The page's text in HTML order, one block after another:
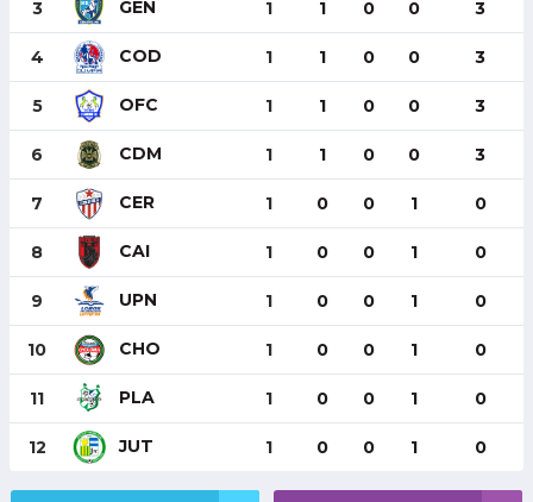
3 GEN 1 1 0 0 3
4 COD 1 1 0 0 3
5 OFC 1 1 0 0 3
6 CDM 1 1 0 0 3
7 CER 1 0 0 1 0
8 CAI 1 0 0 1 0
9 UPN 1 0 0 1 0
10 CHO 1 0 0 1 0
11 PLA 1 0 0 1 0
12 JUT 1 0 0 1 0